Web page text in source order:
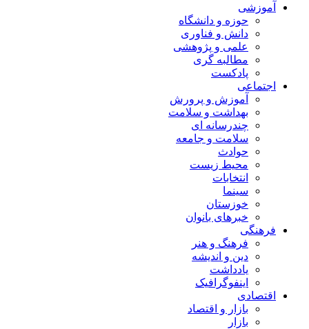
آموزشی
حوزه و دانشگاه
دانش و فناوری
علمی و پژوهشی
مطالبه گری
پادکست
اجتماعی
آموزش و پرورش
بهداشت و سلامت
چندرسانه ای
سلامت و جامعه
حوادث
محیط زیست
انتخابات
سینما
خوزستان
خبرهای بانوان
فرهنگی
فرهنگ و هنر
دین و اندیشه
یادداشت
اینفوگرافیک
اقتصادی
بازار و اقتصاد
بازار